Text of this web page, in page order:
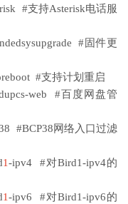
#支持Asterisk电话服
#固件更
#支持计划重启
web #百度网盘管
#BCP38网络入口过滤
1-ipv4 #对Bird1-ipv4的
1-ipv6 #对Bird1-ipv6的